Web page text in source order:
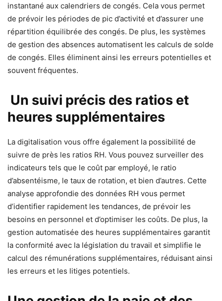
instantané aux calendriers de congés. Cela vous permet
de prévoir les périodes de pic d’activité et d’assurer une
répartition équilibrée des congés. De plus, les systèmes
de gestion des absences automatisent les calculs de solde
de congés. Elles éliminent ainsi les erreurs potentielles et
souvent fréquentes.
Un suivi précis des ratios et
heures supplémentaires
La digitalisation vous offre également la possibilité de
suivre de près les ratios RH. Vous pouvez surveiller des
indicateurs tels que le coût par employé, le ratio
d’absentéisme, le taux de rotation, et bien d’autres. Cette
analyse approfondie des données RH vous permet
d’identifier rapidement les tendances, de prévoir les
besoins en personnel et d’optimiser les coûts. De plus, la
gestion automatisée des heures supplémentaires garantit
la conformité avec la législation du travail et simplifie le
calcul des rémunérations supplémentaires, réduisant ainsi
les erreurs et les litiges potentiels.